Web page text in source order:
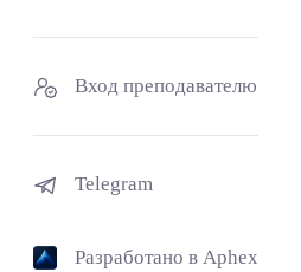
Вход преподавателю
Telegram
Разработано в Aphex